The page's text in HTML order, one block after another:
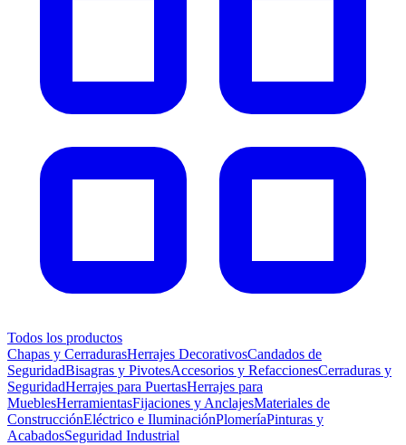
Todos los productos
Chapas y CerradurasHerrajes DecorativosCandados de
SeguridadBisagras y PivotesAccesorios y RefaccionesCerraduras y
SeguridadHerrajes para PuertasHerrajes para
MueblesHerramientasFijaciones y AnclajesMateriales de
ConstrucciónEléctrico e IluminaciónPlomeríaPinturas y
AcabadosSeguridad Industrial